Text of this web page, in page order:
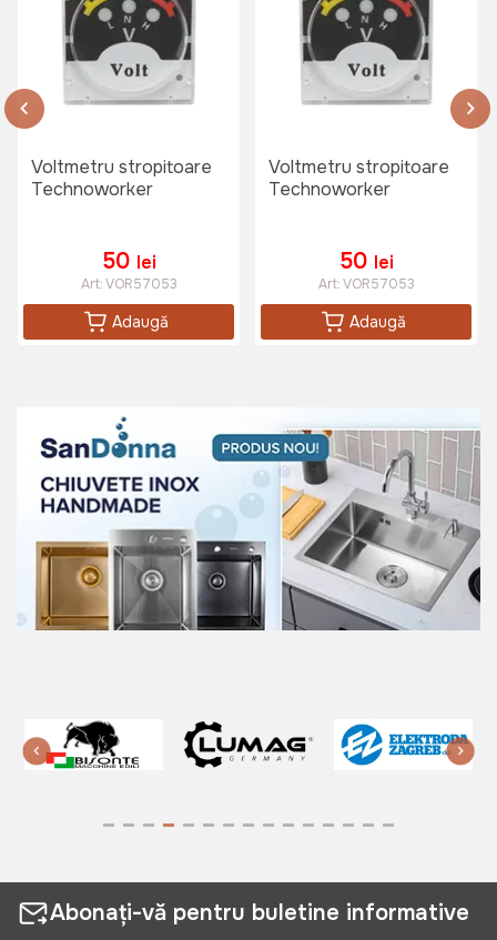
Voltmetru stropitoare
Technoworker
50 lei
Art:VOR57053
Adaugă
Voltmetru stropitoare
Technoworker
50 lei
Art:VOR57053
Adaugă
Abonați-vă pentru buletine informative